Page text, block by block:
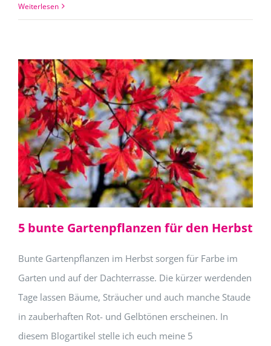
Weiterlesen
5 bunte Gartenpflanzen für den Herbst
Bunte Gartenpflanzen im Herbst sorgen für Farbe im
Garten und auf der Dachterrasse. Die kürzer werdenden
Tage lassen Bäume, Sträucher und auch manche Staude
in zauberhaften Rot- und Gelbtönen erscheinen. In
diesem Blogartikel stelle ich euch meine 5